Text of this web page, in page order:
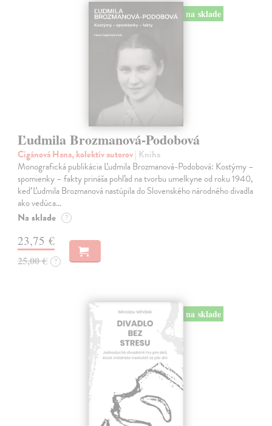
na sklade
Ľudmila Brozmanová-Podobová
Cigánová Hana, kolektív autorov| Kniha
Monografická publikácia Ľudmila Brozmanová-Podobová: Kostýmy –
spomienky – fakty prináša pohľad na tvorbu umelkyne od roku 1940,
keď Ľudmila Brozmanová nastúpila do Slovenského národného divadla
ako vedúca…
Na sklade ?
23,75 €
25,00 € ?
na sklade